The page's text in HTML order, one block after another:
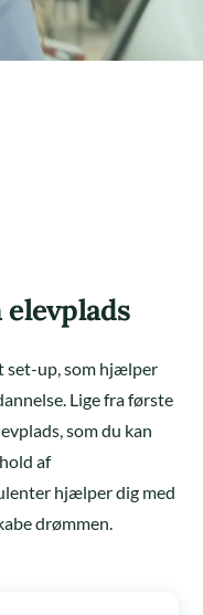
set-up, som hjælper
Lige fra første
som du kan
af
hjælper dig med
drømmen.